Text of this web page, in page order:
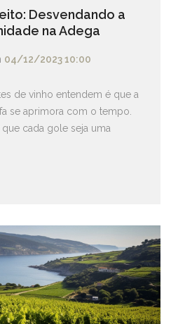
Desvendando a
na Adega
04/12/2023 10:00
de vinho entendem é que a
se aprimora com o tempo.
cada gole seja uma